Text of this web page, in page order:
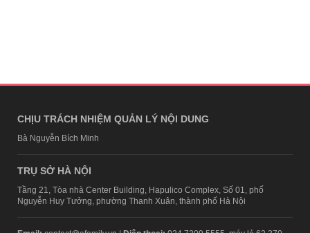
CHỊU TRÁCH NHIỆM QUẢN LÝ NỘI DUNG
Bà Nguyễn Bích Minh
TRỤ SỞ HÀ NỘI
Tầng 21, Tòa nhà Center Building, Hapulico Complex, Số 01, phố
Nguyễn Huy Tưởng, phường Thanh Xuân, thành phố Hà Nội